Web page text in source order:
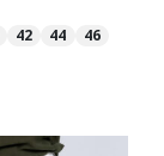
42 44
46